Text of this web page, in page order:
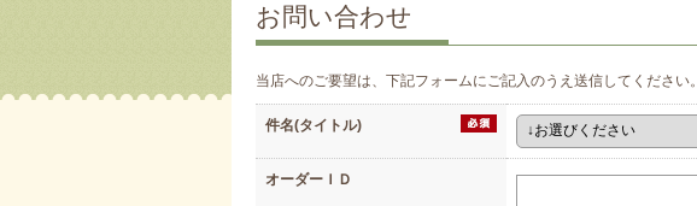
お問い合わせ
当店へのご要望は、下記フォームにご記入のうえ送信してください。
件名(タイトル)
オーダーＩＤ